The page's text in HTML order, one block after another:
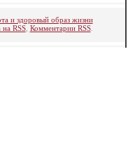
и здоровый образ жизни
RSS, Комментарии RSS.